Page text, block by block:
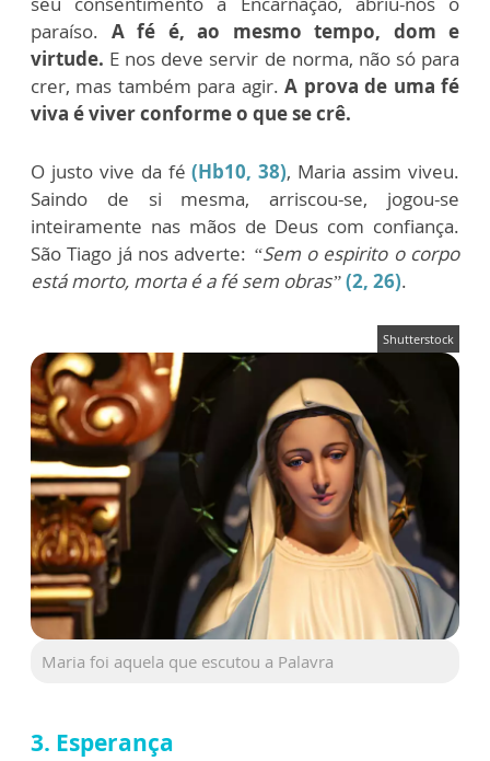
paraíso. A fé é, ao mesmo tempo, dom e
virtude. E nos deve servir de norma, não só para
crer, mas também para agir.A prova de uma fé
viva é viver conforme o que se crê.
O justo vive da fé(Hb10, 38), Maria assim viveu.
Saindo de si mesma, arriscou-se, jogou-se
inteiramente nas mãos de Deus com confiança.
São Tiago já nos adverte: “Sem o espirito o corpo
está morto, morta é a fé sem obras”(2, 26).
Shutterstock
Maria foi aquela que escutou a Palavra
3. Esperança